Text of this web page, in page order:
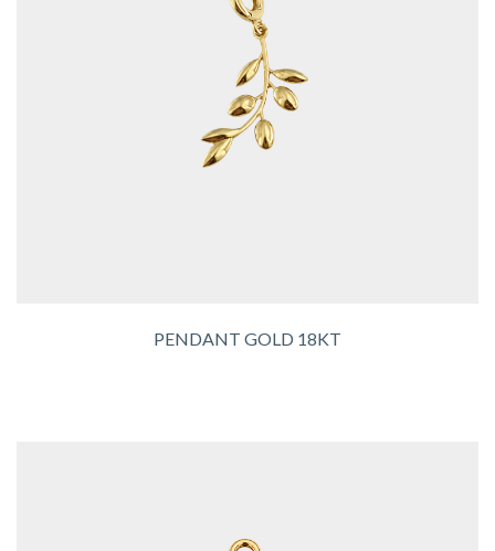
PENDANT GOLD 18KT